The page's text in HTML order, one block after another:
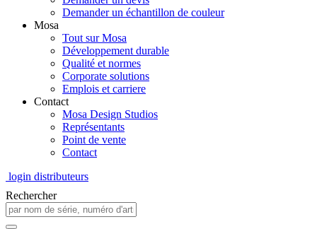
Demander un échantillon de couleur
Mosa
Tout sur Mosa
Développement durable
Qualité et normes
Corporate solutions
Emplois et carriere
Contact
Mosa Design Studios
Représentants
Point de vente
Contact
login distributeurs
Rechercher